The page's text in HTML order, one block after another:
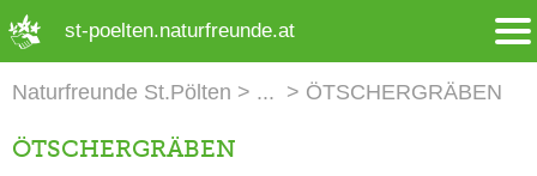
st-poelten.naturfreunde.at
Naturfreunde St.Pölten ÖTSCHERGRÄBEN
ÖTSCHERGRÄBEN